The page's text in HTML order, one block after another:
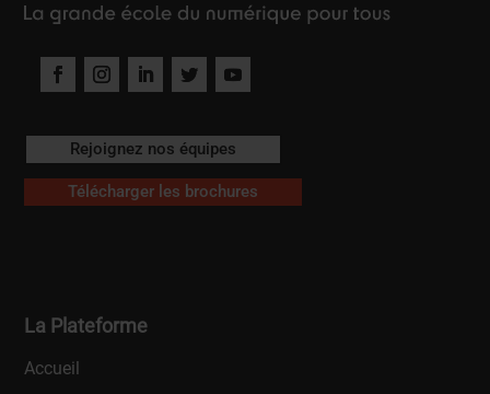
Rejoignez nos équipes
Télécharger les brochures
La Plateforme
Accueil